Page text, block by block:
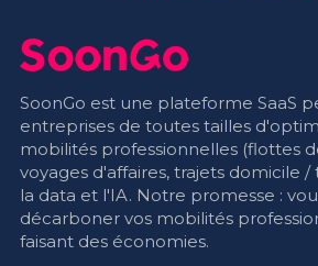
SoonGo est une plateforme SaaS
entreprises de toutes tailles
mobilités professionnelles (flottes
voyages d'affaires, trajets domicile /
la data et l'IA. Notre promesse :
décarboner vos mobilités
faisant des économies.